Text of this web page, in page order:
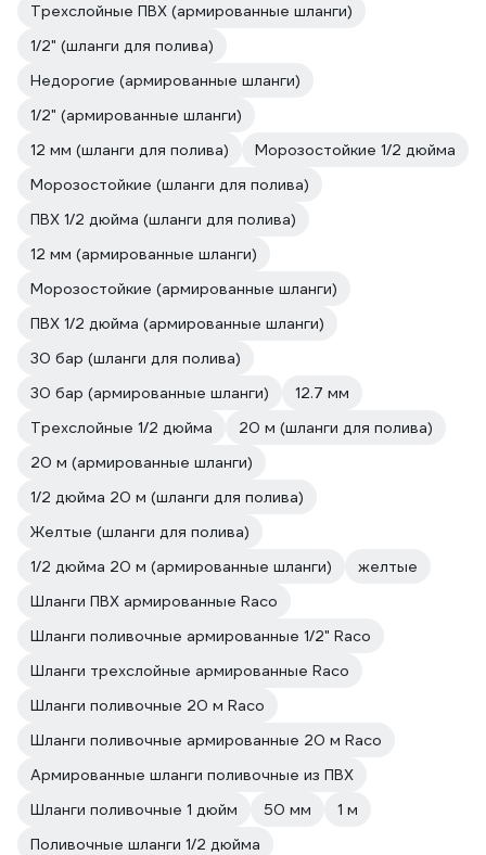
Трехслойные ПВХ (армированные шланги)
1/2" (шланги для полива)
Недорогие (армированные шланги)
1/2" (армированные шланги)
12 мм (шланги для полива)
Морозостойкие 1/2 дюйма
Морозостойкие (шланги для полива)
ПВХ 1/2 дюйма (шланги для полива)
12 мм (армированные шланги)
Морозостойкие (армированные шланги)
ПВХ 1/2 дюйма (армированные шланги)
30 бар (шланги для полива)
30 бар (армированные шланги)
12.7 мм
Трехслойные 1/2 дюйма
20 м (шланги для полива)
20 м (армированные шланги)
1/2 дюйма 20 м (шланги для полива)
Желтые (шланги для полива)
1/2 дюйма 20 м (армированные шланги)
желтые
Шланги ПВХ армированные Raco
Шланги поливочные армированные 1/2" Raco
Шланги трехслойные армированные Raco
Шланги поливочные 20 м Raco
Шланги поливочные армированные 20 м Raco
Армированные шланги поливочные из ПВХ
Шланги поливочные 1 дюйм
50 мм
1 м
Поливочные шланги 1/2 дюйма